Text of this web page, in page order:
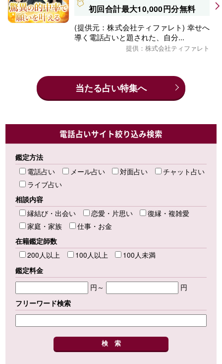
初回合計最大10,000円分無料
(提供元：株式会社ティファレト) 幸せへ
導く電話占いと題された、自分...
提供：株式会社ティファレト
当たる占い特集へ
電話占いサイト絞り込み検索
鑑定方法
電話占い
メール占い 対面占い
チャット占い
ライブ占い
相談内容
縁結び・出会い
恋愛・片思い
復縁・複雑愛
家庭・家族
仕事・お金
在籍鑑定師数
200人以上
100人以上
100人未満
鑑定料金
円～
円
フリーワード検索